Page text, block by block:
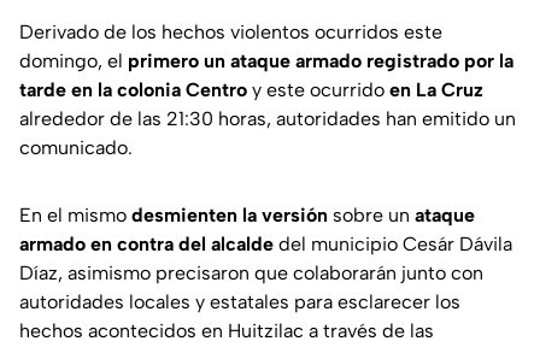
Derivado de los hechos violentos ocurridos este
domingo, el primero un ataque armado registrado por la
tarde en la colonia Centro y este ocurrido en La Cruz
alrededor de las 21:30 horas, autoridades han emitido un
comunicado.
En el mismo desmienten la versión sobre un ataque
armado en contra del alcalde del municipio Cesár Dávila
Díaz, asimismo precisaron que colaborarán junto con
autoridades locales y estatales para esclarecer los
hechos acontecidos en Huitzilac a través de las